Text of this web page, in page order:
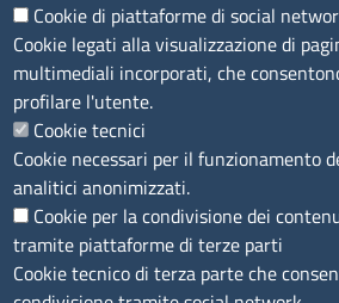
Sito web
Note legali
Privacy policy
Dichiarazione di accessibilità
Redazione
Credits
Accesso riservato
Aziende speciali
Cookie di piattaforme di social
Cookie legati alla visualizzazione di
multimediali incorporati, che
profilare l'utente.
Cookie tecnici
Cookie necessari per il funzionamento
analitici anonimizzati.
Cookie per la condivisione dei
tramite piattaforme di terze parti
Cookie tecnico di terza parte che